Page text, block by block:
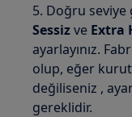
5. Doğru
Sessizve Extra
ayarlayınız.
olup, eğer
değiliseniz ,
gereklidir.